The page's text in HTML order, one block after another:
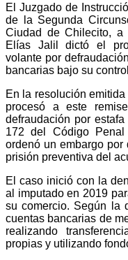
El Juzgado de
de la Segunda
Ciudad de Chilecito, a
Elías Jalil dictó el
volante por
bancarias bajo su
En la resolución
procesó a este
defraudación por
172 del Código Penal
ordenó un embargo
prisión preventiva del
El caso inició con la
al imputado en 2019
su comercio. Según la
cuentas bancarias de
realizando
propias y utilizando